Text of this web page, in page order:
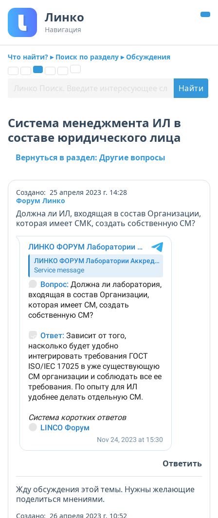
Линко
Навигация
Что найти? ▸ Поиск по разделу ▸ Обсуждения
Система менеджмента ИЛ в
составе юридического лица
Вернуться в раздел: Другие вопросы
Создано: 25 апреля 2023 г. 14:28
Форум Линко
Должна ли ИЛ, входящая в состав Организации,
которая имеет СМК, создать собственную СМ?
Ответить
Жду обсуждения этой темы. Нужны желающие
поделиться мнениями.
Создано: 26 апреля 2023 г. 10:52